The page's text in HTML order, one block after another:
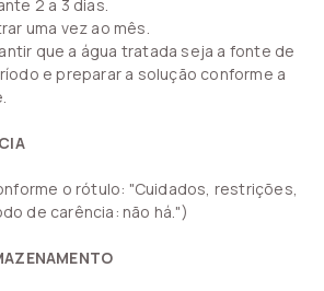
2 a 3 dias.
uma vez ao mês.
que a água tratada seja a fonte de
e preparar a solução conforme a
o rótulo: "Cuidados, restrições,
de carência: não há.")